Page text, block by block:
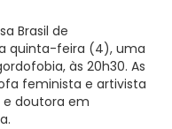
Brasil de
quinta-feira (4), uma
às 20h30. As
feminista e artivista
e doutora em